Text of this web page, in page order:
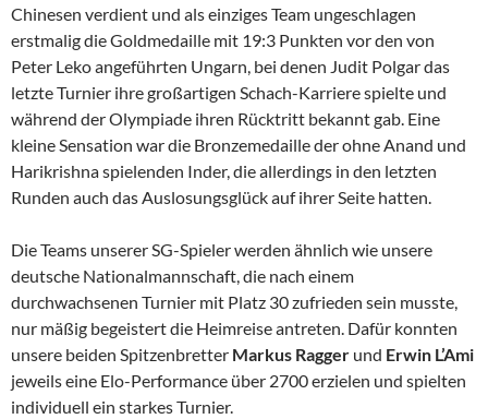
Chinesen verdient und als einziges Team ungeschlagen
erstmalig die Goldmedaille mit 19:3 Punkten vor den von
Peter Leko angeführten Ungarn, bei denen Judit Polgar das
letzte Turnier ihre großartigen Schach-Karriere spielte und
während der Olympiade ihren Rücktritt bekannt gab. Eine
kleine Sensation war die Bronzemedaille der ohne Anand und
Harikrishna spielenden Inder, die allerdings in den letzten
Runden auch das Auslosungsglück auf ihrer Seite hatten.
Die Teams unserer SG-Spieler werden ähnlich wie unsere
deutsche Nationalmannschaft, die nach einem
durchwachsenen Turnier mit Platz 30 zufrieden sein musste,
nur mäßig begeistert die Heimreise antreten. Dafür konnten
unsere beiden Spitzenbretter Markus Ragger und Erwin L’Ami
jeweils eine Elo-Performance über 2700 erzielen und spielten
individuell ein starkes Turnier.